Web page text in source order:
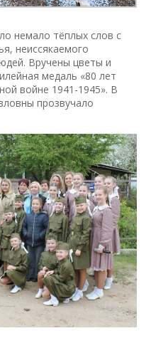
немало тёплых слов с
неиссякаемого
Вручены цветы и
медаль «80 лет
войне 1941-1945». В
прозвучало